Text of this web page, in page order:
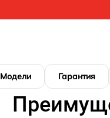
Модели Гарантия